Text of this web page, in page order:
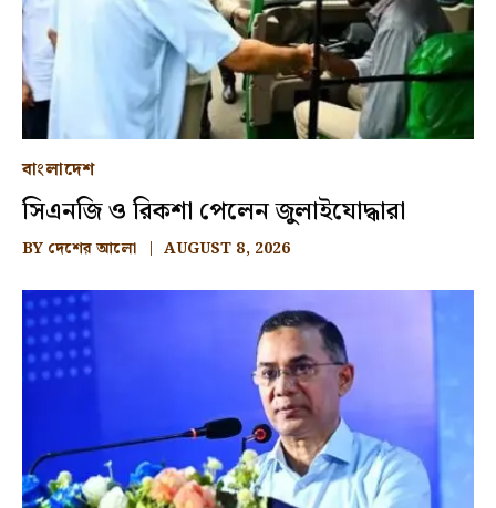
বাংলাদেশ
সিএনজি ও রিকশা পেলেন জুলাইযোদ্ধারা
BY দেশের আলো AUGUST 8, 2026